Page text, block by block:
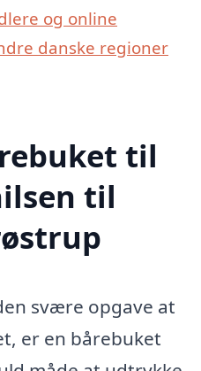
og online
danske regioner
til
til
svære opgave at
er en bårebuket